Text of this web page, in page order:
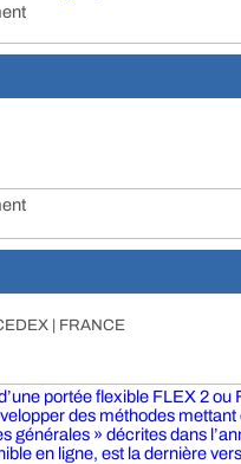
| FRANCE
portée flexible FLEX 2 ou
des méthodes
générales » décrites dans
en ligne, est la dernière